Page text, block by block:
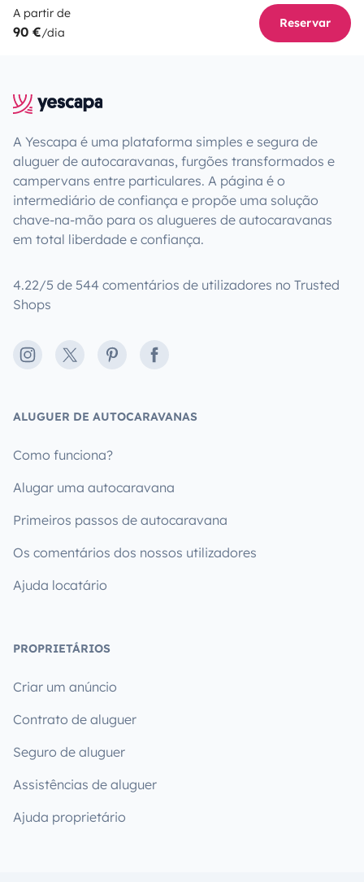
A partir de
90 €/dia
Reservar
A Yescapa é uma plataforma simples e segura de
aluguer de autocaravanas, furgões transformados e
campervans entre particulares. A página é o
intermediário de confiança e propõe uma solução
chave-na-mão para os alugueres de autocaravanas
em total liberdade e confiança.
4.22/5 de 544 comentários de utilizadores no Trusted
Shops
Instagram
X PinterestFacebook
ALUGUER DE AUTOCARAVANAS
Como funciona?
Alugar uma autocaravana
Primeiros passos de autocaravana
Os comentários dos nossos utilizadores
Ajuda locatário
PROPRIETÁRIOS
Criar um anúncio
Contrato de aluguer
Seguro de aluguer
Assistências de aluguer
Ajuda proprietário